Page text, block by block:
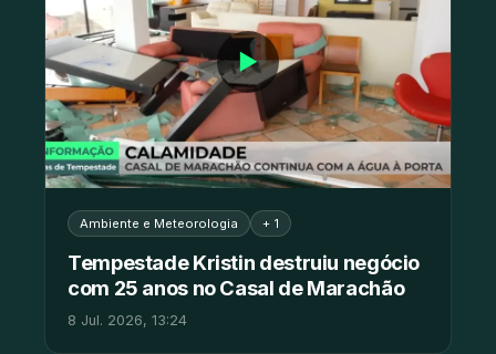
▶
Ambiente e Meteorologia + 1
Tempestade Kristin destruiu negócio
com 25 anos no Casal de Marachão
8 Jul. 2026, 13:24